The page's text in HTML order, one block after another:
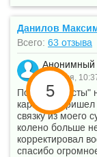
Данилов
Всего: 63 отзыва
5
Анонимный
14 июля,
Порвал "кресты"
карьера. Пришел
связку из моего
колено больше
корректировал
спасибо